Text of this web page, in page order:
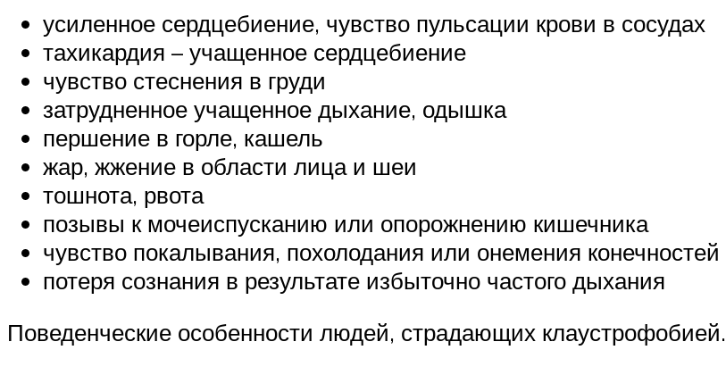
усиленное сердцебиение, чувство пульсации крови в сосудах
тахикардия – учащенное сердцебиение
чувство стеснения в груди
затрудненное учащенное дыхание, одышка
першение в горле, кашель
жар, жжение в области лица и шеи
тошнота, рвота
позывы к мочеиспусканию или опорожнению кишечника
чувство покалывания, похолодания или онемения конечностей
потеря сознания в результате избыточно частого дыхания
Поведенческие особенности людей, страдающих клаустрофобией.